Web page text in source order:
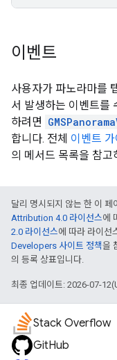
이벤트
사용자가 파노라마를
서 발생하는 이벤트를
하려면
합니다. 전체 이벤트
의 메서드 목록을 참고
달리 명시되지 않는 한 이 페
Attribution 4.0 라이선스에
2.0 라이선스에 따라 라이선
Developers 사이트 정책을
의 등록 상표입니다.
최종 업데이트: 2026-07-
Stack Overflow
GitHub